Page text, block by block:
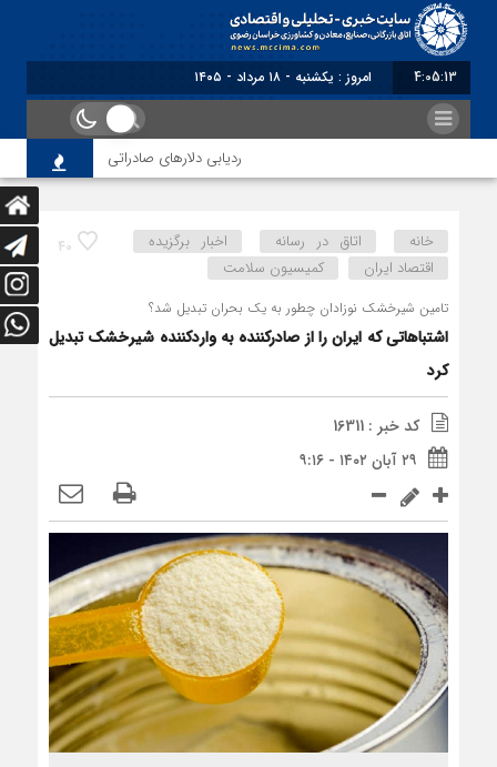
4:05:14 برابر با : Sunday - 9 August - 2026
ردیابی دلارهای صادراتی از اصلاح
40 خانه اتاق در رسانه
اخبار برگزیده
اقتصاد ایران
کمیسیون سلامت
تامین شیرخشک نوزادان چطور به یک بحران تبدیل شد؟
اشتباهاتی که ایران را از صادرکننده به واردکننده شیرخشک تبدیل
کرد
کد خبر : 16311
۲۹ آبان ۱۴۰۲ - ۹:۱۶